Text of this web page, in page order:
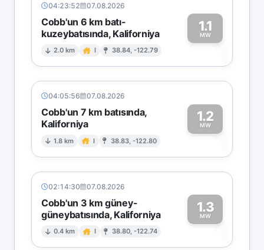
04:23:52 07.08.2026
Cobb'un 6 km batı-
kuzeybatısında, Kaliforniya
2.0 km I 38.84, -122.79
1.1
MW1
04:05:56 07.08.2026
Cobb'un 7 km batısında,
Kaliforniya
1.8 km I 38.83, -122.80
1.2
MW1
02:14:30 07.08.2026
Cobb'un 3 km güney-
güneybatısında, Kaliforniya
0.4 km I 38.80, -122.74
1.3
MW1